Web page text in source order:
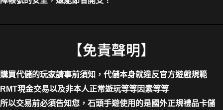
【免責聲明】
購買代儲的玩家請事前須知，代儲本身就違反官方遊戲規範
RMT現金交易以及非本人正常遊玩等等因素等等
所以交易前必須告知您，石頭手遊使用的是國外正規禮品卡儲